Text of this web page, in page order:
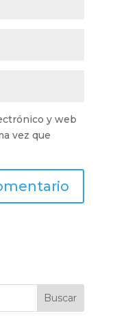
y web
vez que
Buscar